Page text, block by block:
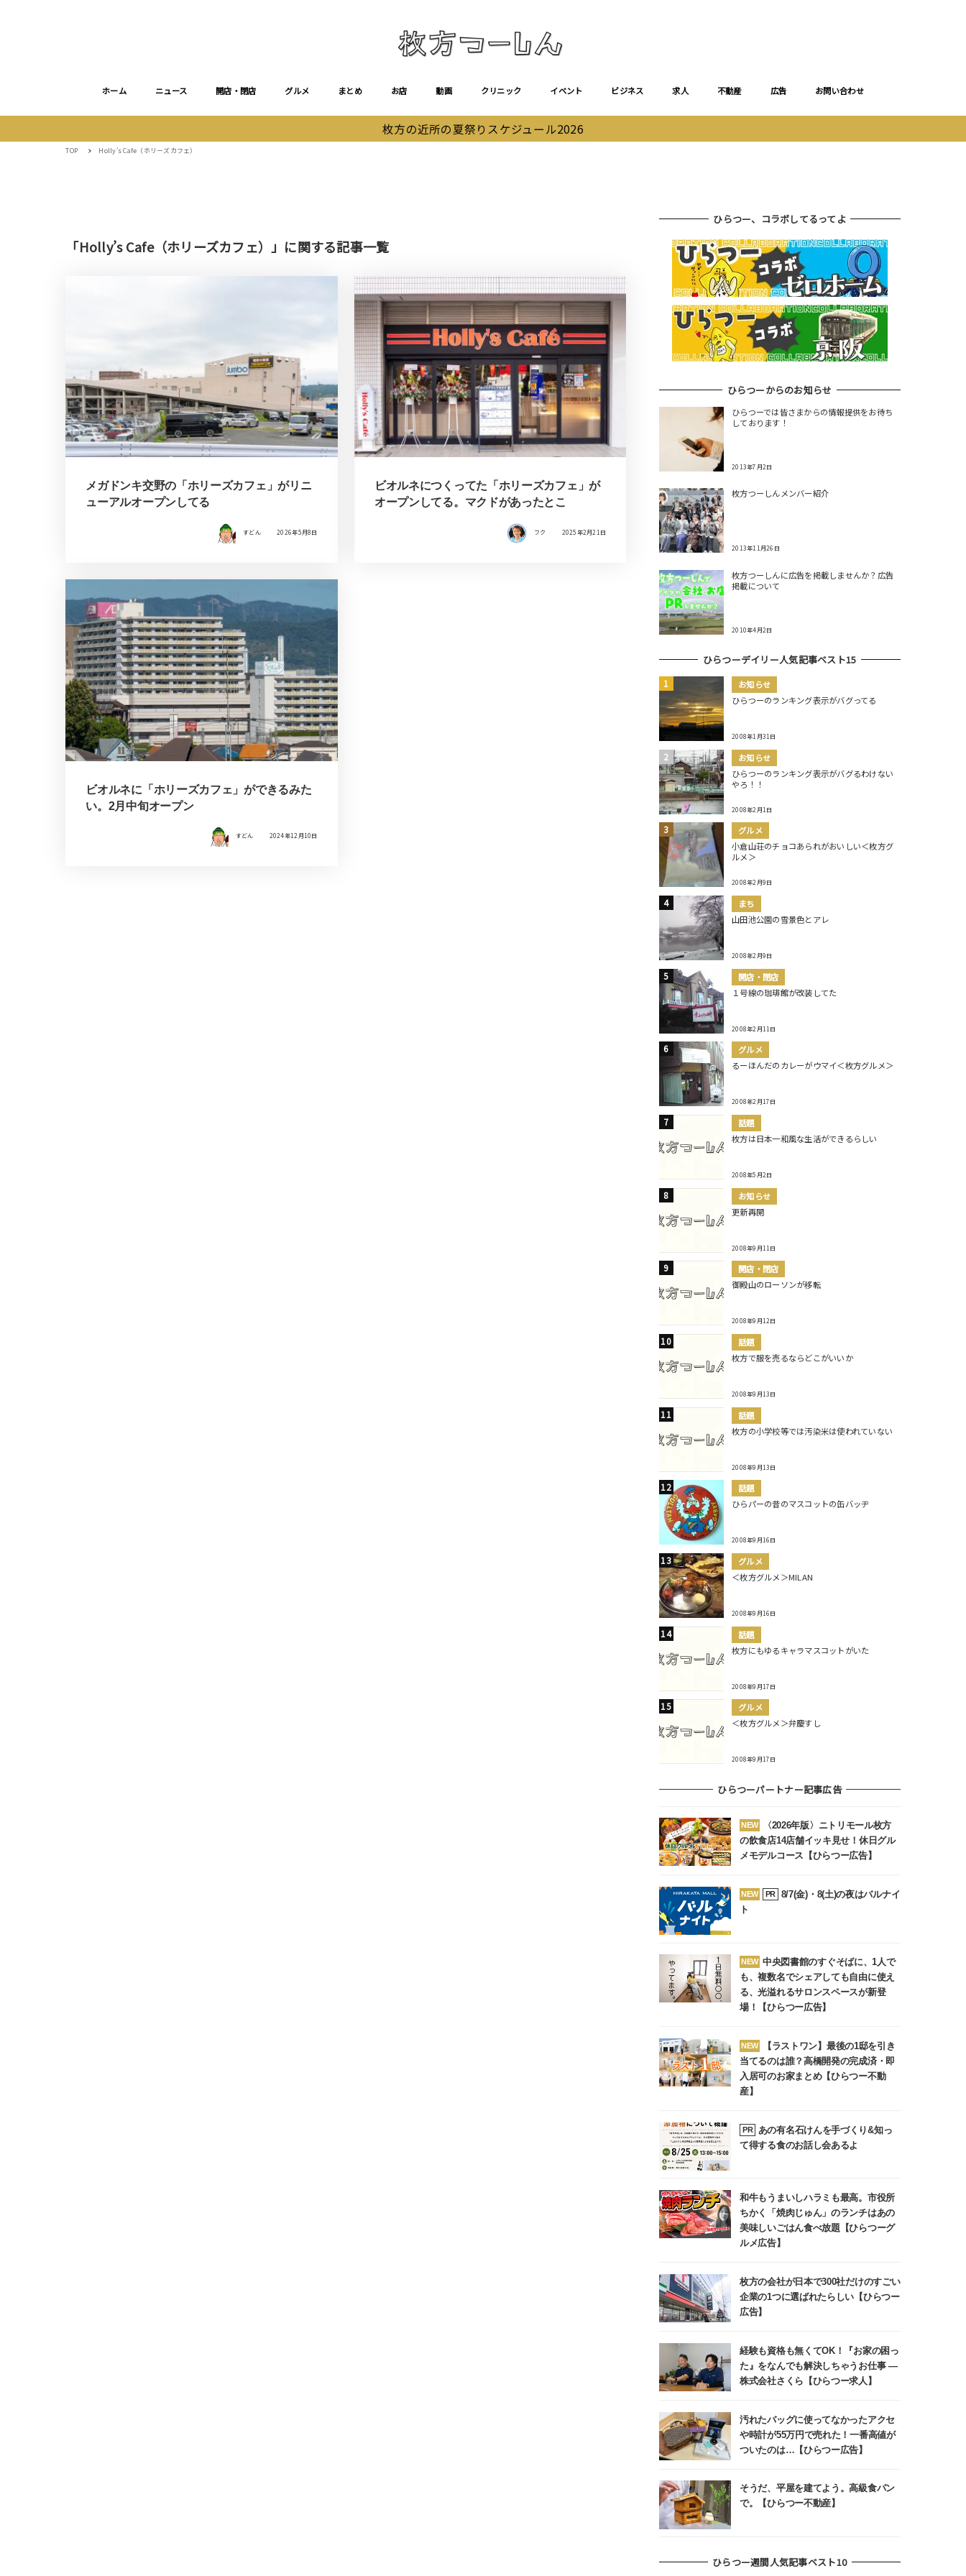
ホーム ニュース 開店・閉店 グルメ まとめ お店 動画 クリニック イベント ビジネス 求人 不動産 広告 お問い合わせ
枚方の近所の夏祭りスケジュール2026
TOP Holly’s Cafe（ホリーズカフェ）
「Holly’s Cafe（ホリーズカフェ）」に関する記事一覧
メガドンキ交野の「ホリーズカフェ」がリニ
ューアルオープンしてる
すどん 2026年5月8日
ビオルネにつくってた「ホリーズカフェ」が
オープンしてる。マクドがあったとこ
フク 2025年2月21日
ビオルネに「ホリーズカフェ」ができるみた
い。2月中旬オープン
すどん 2024年12月10日
ひらつー、コラボしてるってよ
ひらつーからのお知らせ
ひらつーでは皆さまからの情報提供をお待ち
しております！
2013年7月2日
枚方つーしんメンバー紹介
2013年11月26日
枚方つーしんに広告を掲載しませんか？広告
掲載について
2010年4月2日
ひらつーデイリー人気記事ベスト15
お知らせ
ひらつーのランキング表示がバグってる
2008年1月31日
お知らせ
ひらつーのランキング表示がバグるわけない
やろ！！
2008年2月1日
グルメ
小倉山荘のチョコあられがおいしい＜枚方グ
ルメ＞
2008年2月9日
まち
山田池公園の雪景色とアレ
2008年2月9日
開店・閉店
１号線の珈琲館が改装してた
2008年2月11日
グルメ
るーほんだのカレーがウマイ＜枚方グルメ＞
2008年2月17日
話題
枚方は日本一和風な生活ができるらしい
2008年5月2日
お知らせ
更新再開
2008年9月11日
開店・閉店
御殿山のローソンが移転
2008年9月12日
話題
枚方で服を売るならどこがいいか
2008年9月13日
話題
枚方の小学校等では汚染米は使われていない
2008年9月13日
話題
ひらパーの昔のマスコットの缶バッヂ
2008年9月16日
グルメ
＜枚方グルメ＞MILAN
2008年9月16日
話題
枚方にもゆるキャラマスコットがいた
2008年9月17日
グルメ
＜枚方グルメ＞弁慶すし
2008年9月17日
ひらつーパートナー記事広告
NEW
〈2026年版〉ニトリモール枚方
の飲食店14店舗イッキ見せ！休日グル
メモデルコース【ひらつー広告】
NEW PR
8/7(金)・8(土)の夜はバルナイ
ト
NEW 中央図書館のすぐそばに、1人で
も、複数名でシェアしても自由に使え
る、光溢れるサロンスペースが新登
場！【ひらつー広告】
NEW
【ラストワン】最後の1邸を引き
当てるのは誰？高橋開発の完成済・即
入居可のお家まとめ【ひらつー不動
産】
PR
あの有名石けんを手づくり&知っ
て得する食のお話し会あるよ
和牛もうまいしハラミも最高。市役所
ちかく「焼肉じゅん」のランチはあの
美味しいごはん食べ放題【ひらつーグ
ルメ広告】
枚方の会社が日本で300社だけのすごい
企業の1つに選ばれたらしい【ひらつー
広告】
経験も資格も無くてOK！『お家の困っ
た』をなんでも解決しちゃうお仕事 ―
株式会社さくら【ひらつー求人】
汚れたバッグに使ってなかったアクセ
や時計が55万円で売れた！一番高値が
ついたのは…【ひらつー広告】
そうだ、平屋を建てよう。高級食パン
で。【ひらつー不動産】
ひらつー週間人気記事ベスト10